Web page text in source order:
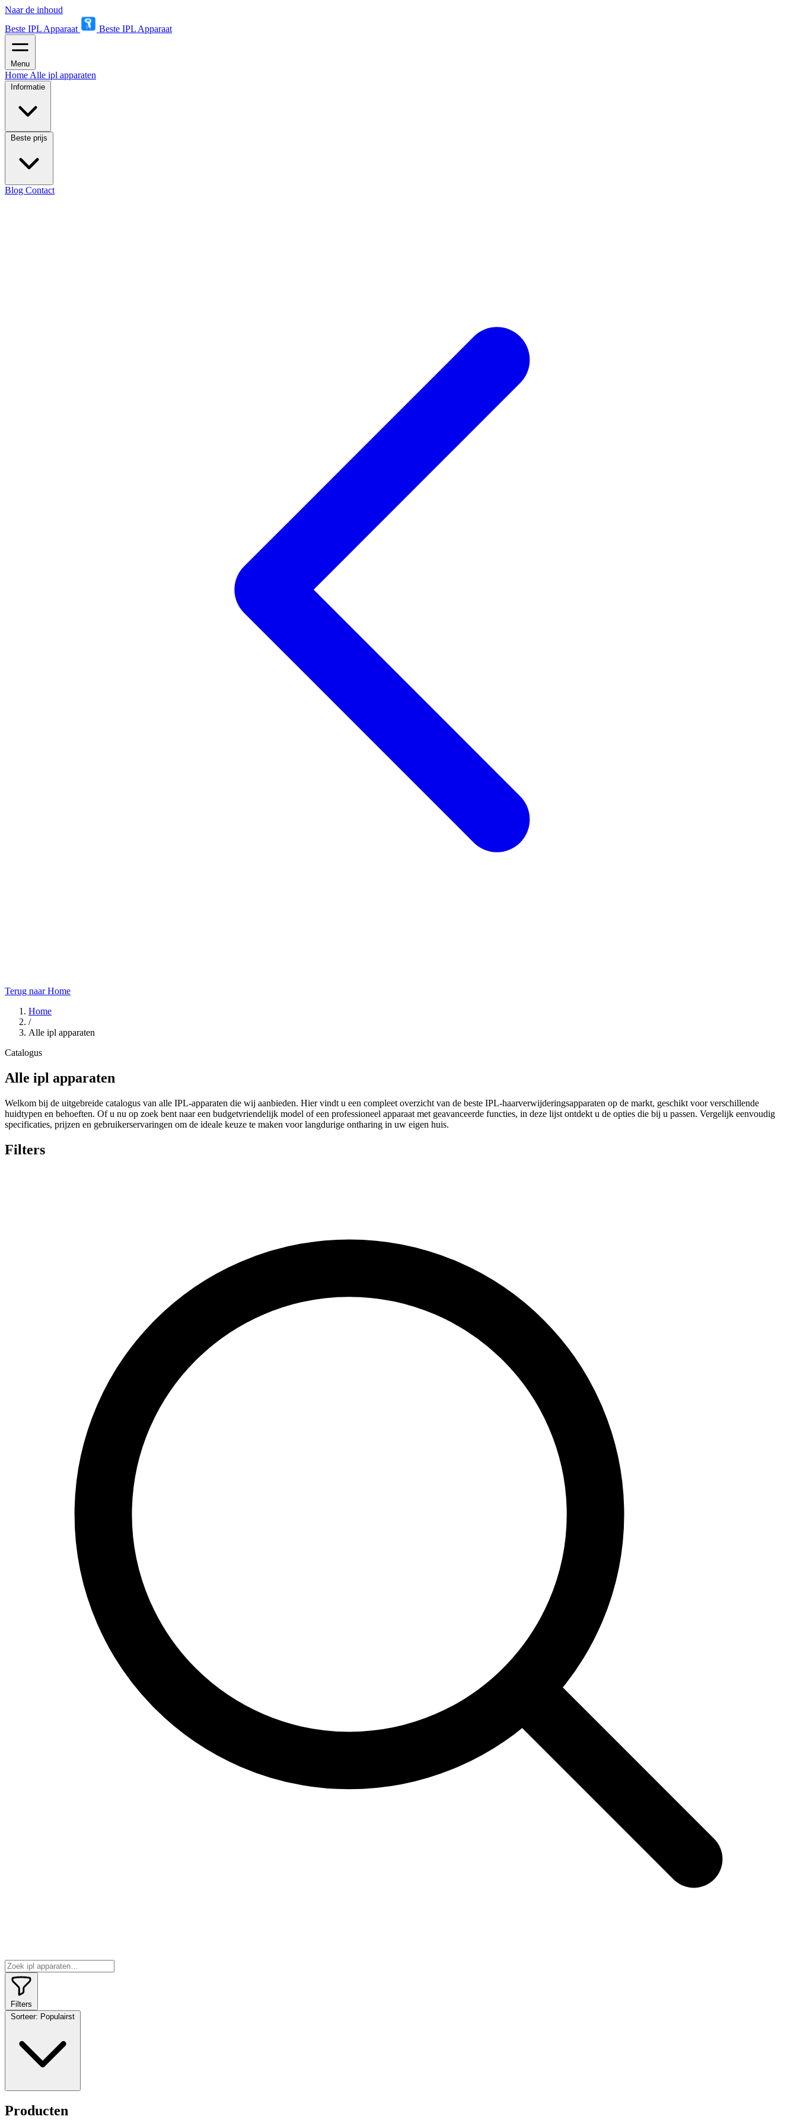
Naar de inhoud
Beste IPL Apparaat
Beste IPL Apparaat
Menu
Home Alle ipl apparaten
Informatie
Beste prijs
Blog Contact
Terug naar Home
Home
/
Alle ipl apparaten
Catalogus
Alle ipl apparaten
Welkom bij de uitgebreide catalogus van alle IPL-apparaten die wij aanbieden. Hier vindt u een compleet overzicht van de beste IPL-haarverwijderingsapparaten op de markt, geschikt voor verschillende
huidtypen en behoeften. Of u nu op zoek bent naar een budgetvriendelijk model of een professioneel apparaat met geavanceerde functies, in deze lijst ontdekt u de opties die bij u passen. Vergelijk eenvoudig
specificaties, prijzen en gebruikerservaringen om de ideale keuze te maken voor langdurige ontharing in uw eigen huis.
Filters
Filters
Sorteer: Populairst
Producten